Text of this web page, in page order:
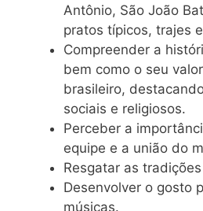
Antônio, São João
pratos típicos, trajes
Compreender a
bem como o seu
brasileiro,
sociais e religiosos.
Perceber a
equipe e a união do
Resgatar as
Desenvolver o gosto
músicas.